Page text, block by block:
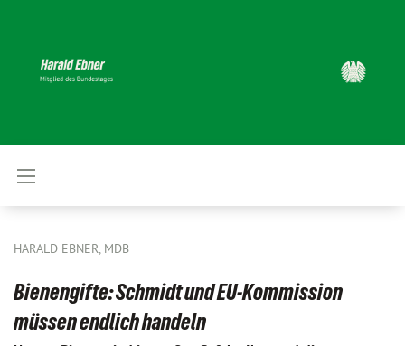
HARALD EBNER, MDB
Bienengifte: Schmidt und EU-Kommission
müssen endlich handeln